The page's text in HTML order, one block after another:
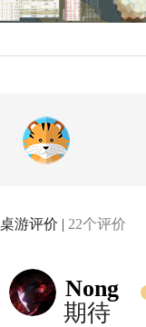
桌游评价 | 22个评价
Nong
期待